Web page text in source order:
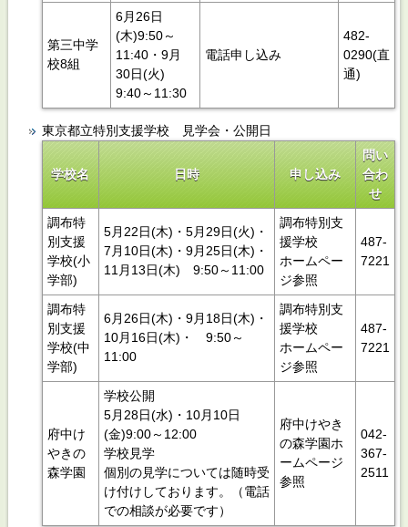
第三中学
校8組
6月26日
(木)9:50～
11:40・9月
30日(火)
9:40～11:30
電話申し込み
482‐
0290(直
通)
東京都立特別支援学校 見学会・公開日
学校名 日時 申し込み
問い
合わ
せ
調布特
別支援
学校(小
学部)
5月22日(木)・5月29日(火)・
7月10日(木)・9月25日(木)・
11月13日(木) 9:50～11:00
調布特別支
援学校
ホームペー
ジ参照
487‐
7221
調布特
別支援
学校(中
学部)
6月26日(木)・9月18日(木)・
10月16日(木)・ 9:50～
11:00
調布特別支
援学校
ホームペー
ジ参照
487‐
7221
府中け
やきの
森学園
学校公開
5月28日(水)・10月10日
(金)9:00～12:00
学校見学
個別の見学については随時受
け付けしております。（電話
での相談が必要です）
府中けやき
の森学園ホ
ームページ
参照
042-
367-
2511